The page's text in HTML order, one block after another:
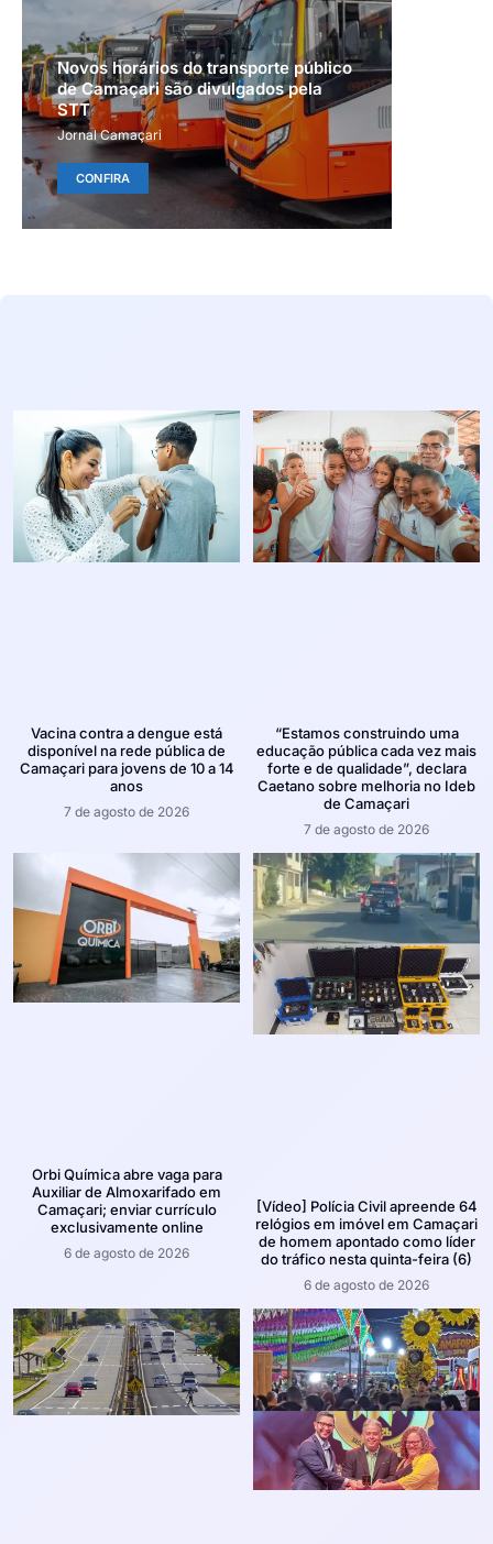
Novos horários do transporte público
de Camaçari são divulgados pela
STT
Jornal Camaçari
CONFIRA
Vacina contra a dengue está
disponível na rede pública de
Camaçari para jovens de 10 a 14
anos
7 de agosto de 2026
“Estamos construindo uma
educação pública cada vez mais
forte e de qualidade”, declara
Caetano sobre melhoria no Ideb
de Camaçari
7 de agosto de 2026
Orbi Química abre vaga para
Auxiliar de Almoxarifado em
Camaçari; enviar currículo
exclusivamente online
6 de agosto de 2026
[Vídeo] Polícia Civil apreende 64
relógios em imóvel em Camaçari
de homem apontado como líder
do tráfico nesta quinta-feira (6)
6 de agosto de 2026